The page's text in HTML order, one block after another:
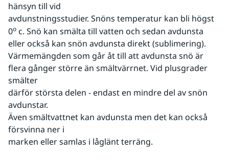
hänsyn till vid
avdunstningsstudier. Snöns temperatur kan bli högst
0o c. Snö kan smälta till vatten och sedan avdunsta
eller också kan snön avdunsta direkt (sublimering).
Värmemängden som går åt till att avdunsta snö är
flera gånger större än smältvärrnet. Vid plusgrader
smälter
därför största delen - endast en mindre del av snön
avdunstar.
Även smältvattnet kan avdunsta men det kan också
försvinna ner i
marken eller samlas i låglänt terräng.